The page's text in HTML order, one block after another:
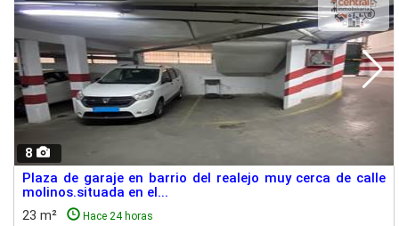
8
Plaza de garaje en barrio del realejo muy cerca de calle
molinos.situada en el...
23 m²
Hace 24 horas